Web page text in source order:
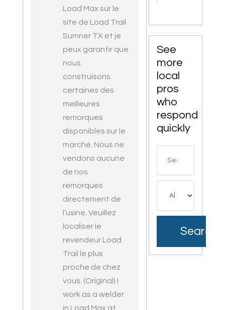
Load Max sur le
site de Load Trail
Sumner TX et je
peux garantir que
nous
construisons
certaines des
meilleures
remorques
disponibles sur le
marché. Nous ne
vendons aucune
de nos
remorques
directement de
l’usine. Veuillez
localiser le
revendeur Load
Trail le plus
proche de chez
vous. (Original) I
work as a welder
in Load Max at
In
AK For
Clean
And
Productive
Workspaces
See
more
local
pros
who
respond
quickly
Search